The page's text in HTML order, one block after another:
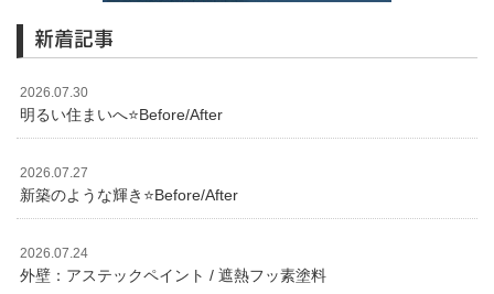
新着記事
2026.07.30
明るい住まいへ⭐️Before/After
2026.07.27
新築のような輝き⭐️Before/After
2026.07.24
外壁：アステックペイント / 遮熱フッ素塗料